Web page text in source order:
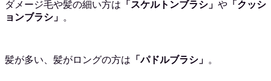
ダメージ毛や髪の細い方は 「スケルトンブラシ」 や 「クッシ
ョンブラシ」 。
髪が多い、髪がロングの方は 「パドルブラシ」 。